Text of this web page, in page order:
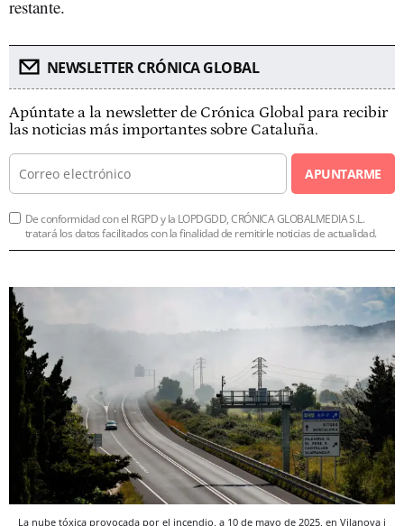
restante.
NEWSLETTER CRÓNICA GLOBAL
Apúntate a la newsletter de Crónica Global para recibir
las noticias más importantes sobre Cataluña.
APUNTARME
De conformidad con el RGPD y la LOPDGDD, CRÓNICA GLOBALMEDIA S.L.
tratará los datos facilitados con la finalidad de remitirle noticias de actualidad.
La nube tóxica provocada por el incendio, a 10 de mayo de 2025, en Vilanova i